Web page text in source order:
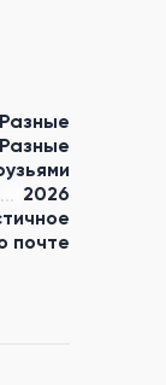
Разные
Разные
2026
почте